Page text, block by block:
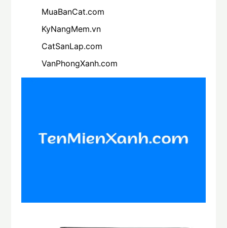
MuaBanCat.com
KyNangMem.vn
CatSanLap.com
VanPhongXanh.com